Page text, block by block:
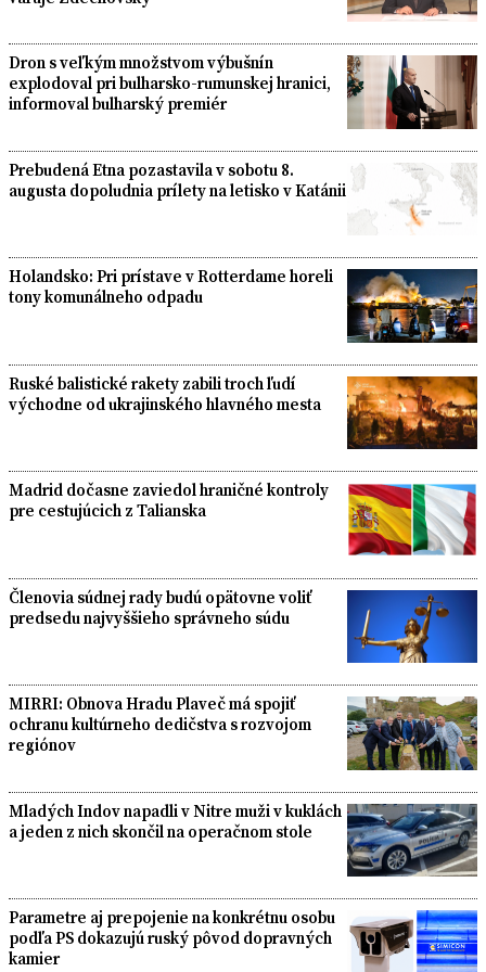
Dron s veľkým množstvom výbušnín
explodoval pri bulharsko-rumunskej hranici,
informoval bulharský premiér
Prebudená Etna pozastavila v sobotu 8.
augusta dopoludnia prílety na letisko v Katánii
Holandsko: Pri prístave v Rotterdame horeli
tony komunálneho odpadu
Ruské balistické rakety zabili troch ľudí
východne od ukrajinského hlavného mesta
Madrid dočasne zaviedol hraničné kontroly
pre cestujúcich z Talianska
Členovia súdnej rady budú opätovne voliť
predsedu najvyššieho správneho súdu
MIRRI: Obnova Hradu Plaveč má spojiť
ochranu kultúrneho dedičstva s rozvojom
regiónov
Mladých Indov napadli v Nitre muži v kuklách
a jeden z nich skončil na operačnom stole
Parametre aj prepojenie na konkrétnu osobu
podľa PS dokazujú ruský pôvod dopravných
kamier